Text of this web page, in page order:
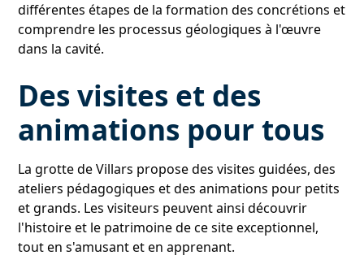
différentes étapes de la formation des concrétions et
comprendre les processus géologiques à l'œuvre
dans la cavité.
Des visites et des
animations pour tous
La grotte de Villars propose des visites guidées, des
ateliers pédagogiques et des animations pour petits
et grands. Les visiteurs peuvent ainsi découvrir
l'histoire et le patrimoine de ce site exceptionnel,
tout en s'amusant et en apprenant.